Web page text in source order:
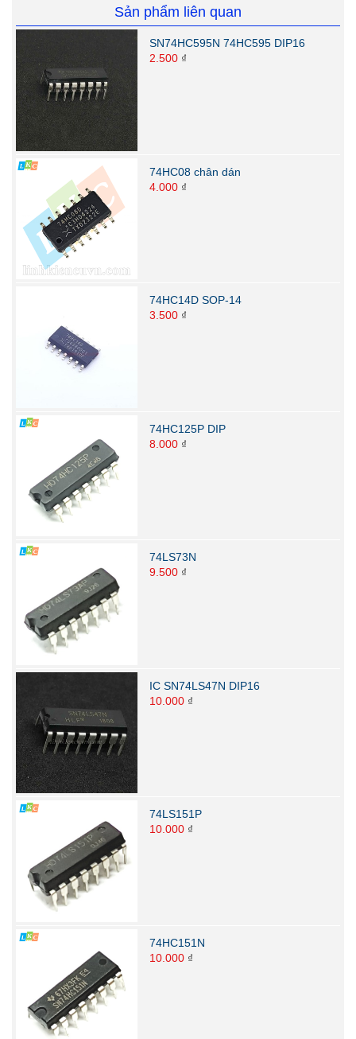
Sản phẩm liên quan
SN74HC595N 74HC595 DIP16
2.500 ₫
74HC08 chân dán
4.000 ₫
74HC14D SOP-14
3.500 ₫
74HC125P DIP
8.000 ₫
74LS73N
9.500 ₫
IC SN74LS47N DIP16
10.000 ₫
74LS151P
10.000 ₫
74HC151N
10.000 ₫